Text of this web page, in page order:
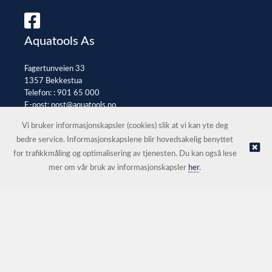
Aquatools As
Fagertunveien 33
1357 Bekkestua
Telefon: : 901 65 000
E-post:post@aquatools.no
© Aquatools As |Nettbutikk levert av Kréatif
Vi bruker informasjonskapsler (cookies) slik at vi kan yte deg
bedre service. Informasjonskapslene blir hovedsakelig benyttet
for trafikkmåling og optimalisering av tjenesten. Du kan også lese
mer om vår bruk av informasjonskapsler her.